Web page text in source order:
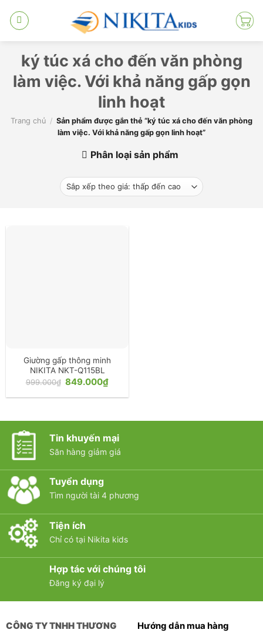
ký túc xá cho đến văn phòng
làm việc. Với khả năng gấp gọn
linh hoạt
Trang chủ / Sản phẩm được gắn thẻ “ký túc xá cho đến văn phòng
làm việc. Với khả năng gấp gọn linh hoạt”
Phân loại sản phẩm
Giường gấp thông minh
NIKITA NKT-Q115BL
999.000₫ Giá
gốc
là:
849.000₫Giá
tại
Tin khuyến mại
Săn hàng giảm giá
Tuyển dụng
Tìm người tài 4 phương
Tiện ích
Chỉ có tại Nikita kids
Hợp tác với chúng tôi
Đăng ký đại lý
CÔNG TY TNHH THƯƠNG
Hướng dẫn mua hàng